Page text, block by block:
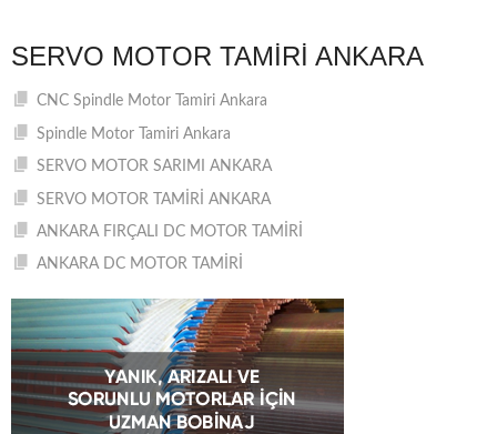
SERVO MOTOR TAMIRI ANKARA
CNC Spindle Motor Tamiri Ankara
Spindle Motor Tamiri Ankara
SERVO MOTOR SARIMI ANKARA
SERVO MOTOR TAMİRİ ANKARA
ANKARA FIRÇALI DC MOTOR TAMİRİ
ANKARA DC MOTOR TAMİRİ